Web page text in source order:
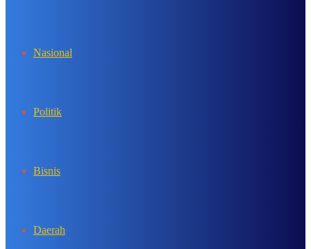
Nasional
Politik
Bisnis
Daerah